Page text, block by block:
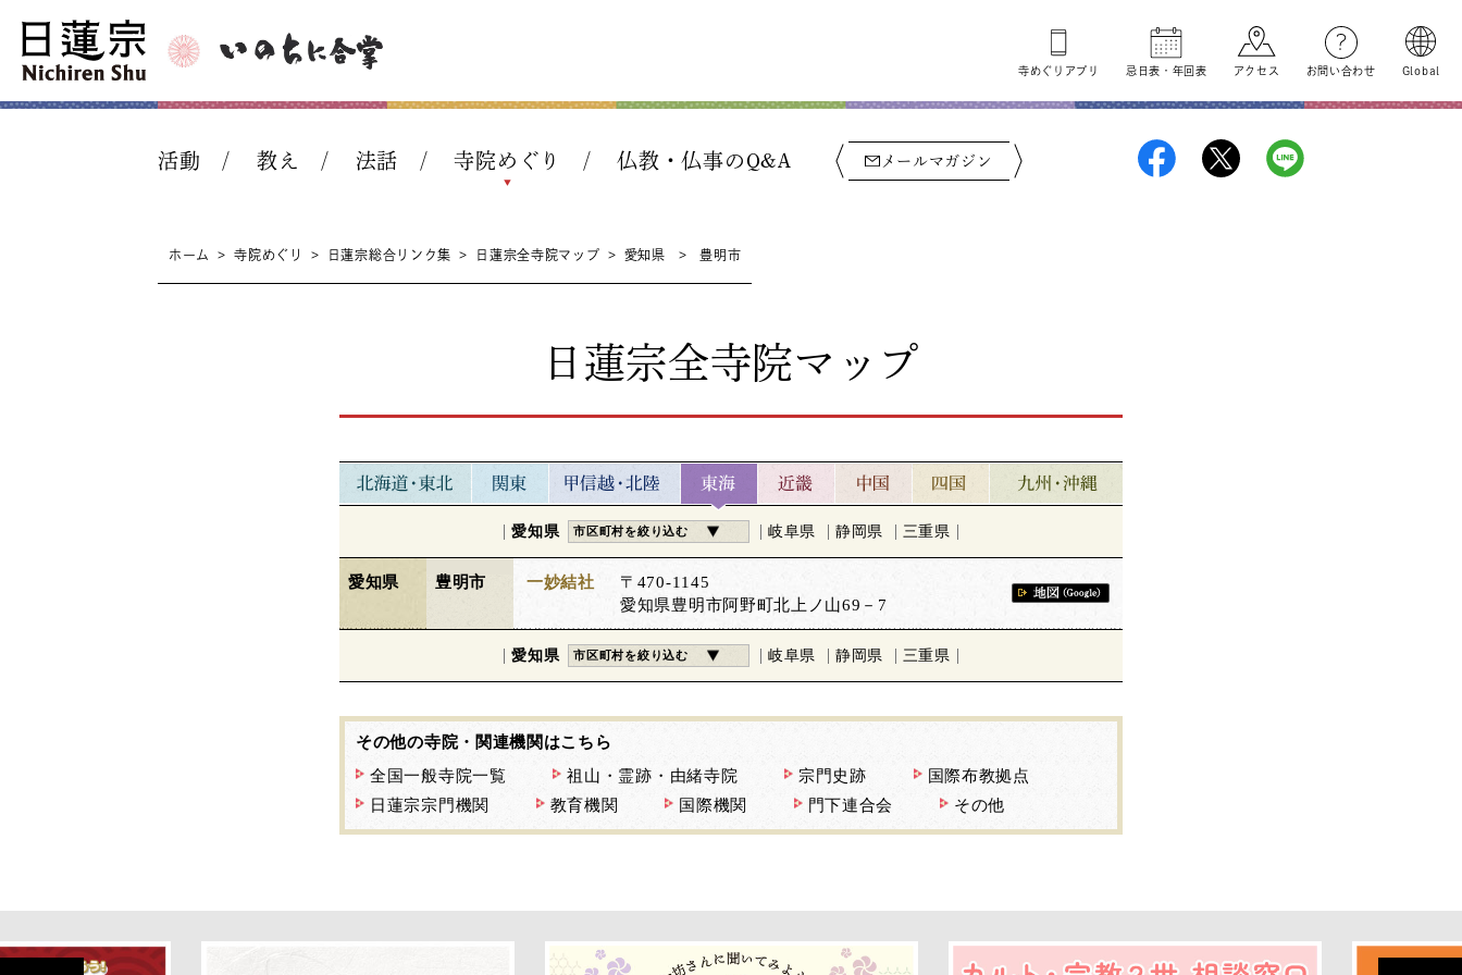
活動 教え 法話 寺院めぐり 仏教・仏事のQ&A メールマガジン
寺めぐり アプリ 忌日表 ・ 年回表 アクセス お問い合わせ Global
ホーム > 寺院めぐり > 日蓮宗総合リンク集 > 日蓮宗全寺院マップ > 愛知県 > 豊明市
日蓮宗全寺院マップ
愛知県 市区町村を絞り込む 岐阜県 静岡県 三重県
愛知県 豊明市 一妙結社
〒470-1145
愛知県豊明市阿野町北上ノ山69－7
愛知県 市区町村を絞り込む 岐阜県 静岡県 三重県
その他の寺院・関連機関はこちら
全国一般寺院一覧
祖山・霊跡・由緒寺院 宗門史跡
国際布教拠点
日蓮宗宗門機関
教育機関 国際機関 門下連合会 その他